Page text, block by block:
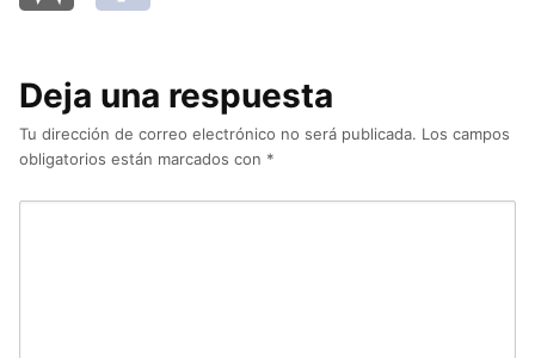
Deja una respuesta
Tu dirección de correo electrónico no será publicada. Los campos
obligatorios están marcados con *